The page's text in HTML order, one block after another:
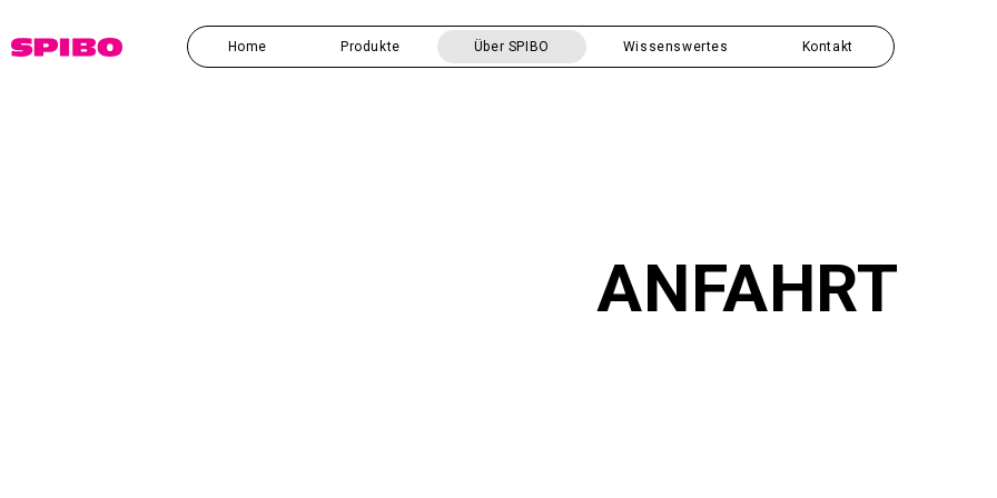
Inhalt
Home Produkte Über SPIBO Wissenswertes Kontakt
ANFAHRT